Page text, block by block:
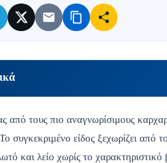
από τους πιο αναγνωρίσιμους
συγκεκριμένο είδος ξεχωρίζει
και λείο χωρίς το